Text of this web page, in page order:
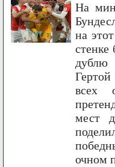
На
на
стенке
дублю
всех
мест
очном